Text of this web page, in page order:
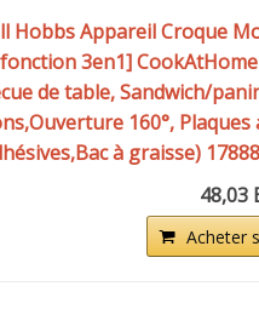
Hobbs Appareil Croque
3en1] CookAtHome
de table, Sandwich/
160°, Plaques
à graisse)
48,03
Acheter